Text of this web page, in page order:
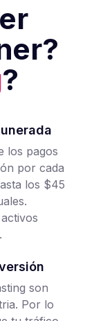
?
los pagos
por cada
los $45
son
Por lo